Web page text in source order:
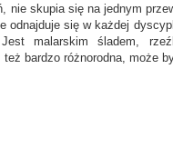
nie skupia się na jednym
odnajduje się w każdej
malarskim śladem,
bardzo różnorodna, może